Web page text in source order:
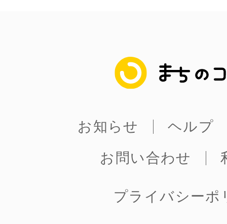
まちのコイン
お知らせ
ヘルプ
お問い合わせ
プライバシーポ